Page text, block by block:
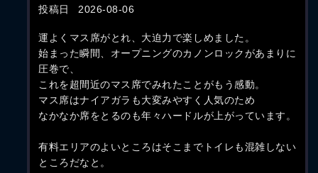
投稿日
2026-08-06
運よくマス席がとれ、大迫力で楽しめました。
始まった瞬間、オープニングのカノンロックがあまりに
圧巻で、
これを超間近のマス席でみれたことがもう感動。
マス席はナイアガラも大変みやすく人気のため
なかなか席をとるのも年々ハードルが上がっています。
有料エリアのよいところはそこまでトイレも混雑しない
ところだなと。